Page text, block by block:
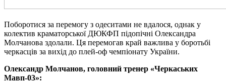
Поборотися за перемогу з одеситами не вдалося, однак у
колектив краматорської ДЮКФП підопічні Олександра
Молчанова здолали. Ця перемогав край важлива у боротьбі
черкасців за вихід до плей-оф чемпіонату України.
Олександр Молчанов, головний тренер «Черкаських
Мавп-03»: